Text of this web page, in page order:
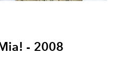
- 2008